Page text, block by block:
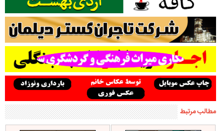
مطالب مرتبط